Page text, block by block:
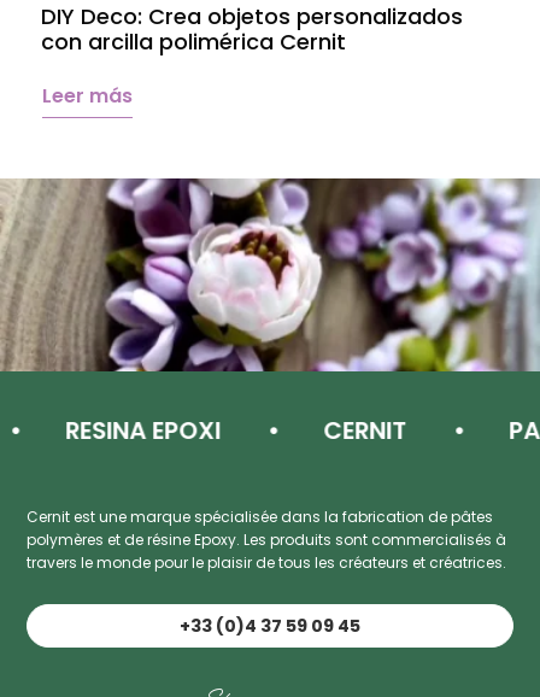
DIY Deco: Crea objetos personalizados
con arcilla polimérica Cernit
Leer más
RESINA EPOXI CERNIT
Cernit est une marque spécialisée dans la fabrication de pâtes
polymères et de résine Epoxy. Les produits sont commercialisés à
travers le monde pour le plaisir de tous les créateurs et créatrices.
+33 (0)4 37 59 09 45